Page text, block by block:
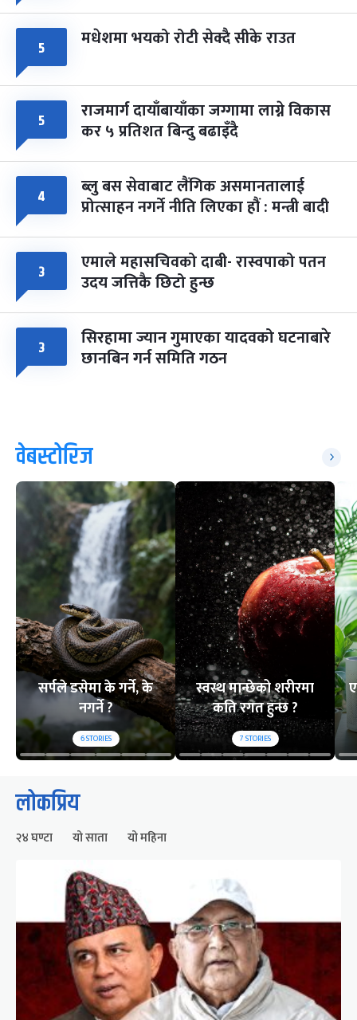
५ मधेशमा भयको रोटी सेक्दै सीके राउत
५ राजमार्ग दायाँबायाँका जग्गामा लाग्ने विकास
कर ५ प्रतिशत बिन्दु बढाइँदै
४ ब्लु बस सेवाबाट लैंगिक असमानतालाई
प्रोत्साहन नगर्ने नीति लिएका हौं : मन्त्री बादी
३ एमाले महासचिवको दाबी- रास्वपाको पतन
उदय जत्तिकै छिटो हुन्छ
३ सिरहामा ज्यान गुमाएका यादवको घटनाबारे
छानबिन गर्न समिति गठन
वेबस्टोरिज
सर्पले डसेमा के गर्ने, के
नगर्ने ?
6STORIES
स्वस्थ मान्छेको शरीरमा
कति रगत हुन्छ ?
7STORIES
लोकप्रिय
२४ घण्टा यो साता यो महिना